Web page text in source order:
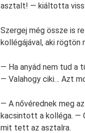
asztalt! — kiáltotta
Szergej még össze is
kollégájával, aki rögtön
— Ha anyád nem tud a
— Valahogy ciki… Azt
— A nővérednek meg
kacsintott a kolléga. —
mit tett az asztalra.